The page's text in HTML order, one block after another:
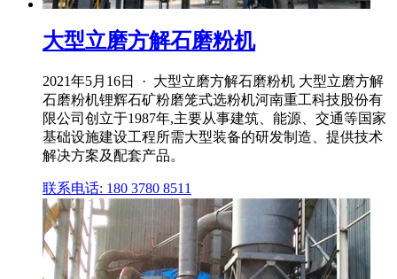
大型立磨方解石磨粉机
2021年5月16日 · 大型立磨方解石磨粉机 大型立磨方解
石磨粉机锂辉石矿粉磨笼式选粉机河南重工科技股份有
限公司创立于1987年,主要从事建筑、能源、交通等国家
基础设施建设工程所需大型装备的研发制造、提供技术
解决方案及配套产品。
联系电话: 180 3780 8511